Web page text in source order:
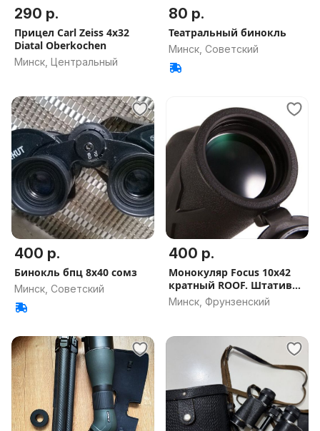
290 р.
Прицел Carl Zeiss 4x32
Diatal Oberkochen
Минск, Центральный
80 р.
Театральный бинокль
Минск, Советский
400 р.
Бинокль бпц 8х40 сомз
Минск, Советский
400 р.
Монокуляр Focus 10x42
кратный ROOF. Штатив
(ОБМЕН)
Минск, Фрунзенский